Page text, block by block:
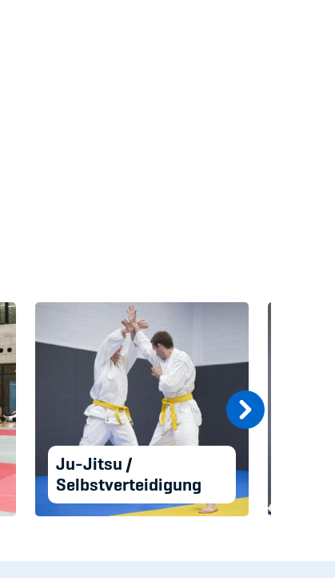
Ju-Jitsu /
Selbstverteidigung